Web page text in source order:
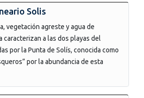
Solis
vegetación agreste y agua de
caracterizan a las dos playas del
por la Punta de Solís, conocida como
por la abundancia de esta